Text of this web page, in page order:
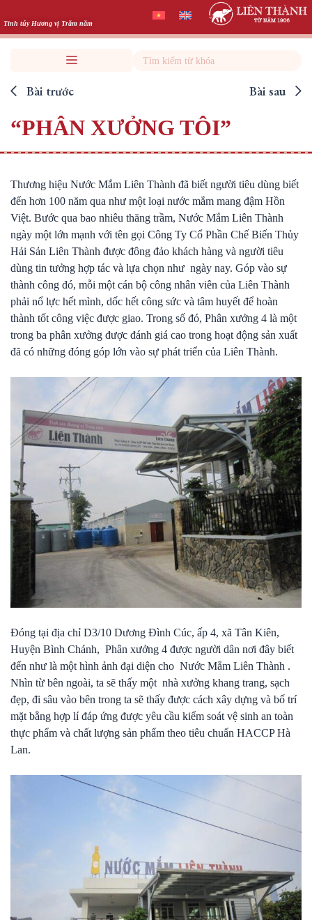
to
content
Tinh túy Hương vị Trăm năm
Search
Bài trước Bài sau
“PHÂN XƯỞNG TÔI”
Thương hiệu Nước Mắm Liên Thành đã biết người tiêu dùng biết
đến hơn 100 năm qua như một loại nước mắm mang đậm Hồn
Việt. Bước qua bao nhiêu thăng trầm, Nước Mắm Liên Thành
ngày một lớn mạnh với tên gọi Công Ty Cổ Phần Chế Biến Thủy
Hải Sản Liên Thành được đông đảo khách hàng và người tiêu
dùng tin tưởng hợp tác và lựa chọn như ngày nay. Góp vào sự
thành công đó, mỗi một cán bộ công nhân viên của Liên Thành
phải nổ lực hết mình, dốc hết công sức và tâm huyết để hoàn
thành tốt công việc được giao. Trong số đó, Phân xưởng 4 là một
trong ba phân xưởng được đánh giá cao trong hoạt động sản xuất
đã có những đóng góp lớn vào sự phát triển của Liên Thành.
Đóng tại địa chỉ D3/10 Dương Đình Cúc, ấp 4, xã Tân Kiên,
Huyện Bình Chánh, Phân xưởng 4 được người dân nơi đây biết
đến như là một hình ảnh đại diện cho Nước Mắm Liên Thành .
Nhìn từ bên ngoài, ta sẽ thấy một nhà xưởng khang trang, sạch
đẹp, đi sâu vào bên trong ta sẽ thấy được cách xây dựng và bố trí
mặt bằng hợp lí đáp ứng được yêu cầu kiểm soát vệ sinh an toàn
thực phẩm và chất lượng sản phẩm theo tiêu chuẩn HACCP Hà
Lan.